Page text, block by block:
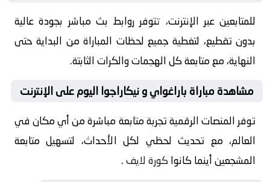
للمتابعين عبر الإنترنت، تتوفر روابط بث مباشر بجودة عالية
بدون تقطيع، لتغطية جميع لحظات المباراة من البداية حتى
النهاية، مع متابعة كل الهجمات والكرات الثابتة.
مشاهدة مباراة باراغواي و نيكاراجوا اليوم على الإنترنت
توفر المنصات الرقمية تجربة متابعة مباشرة من أي مكان في
العالم، مع تحديث لحظي لكل الأحداث، لتسهيل متابعة
المشجعين أينما كانواكورة لايف.